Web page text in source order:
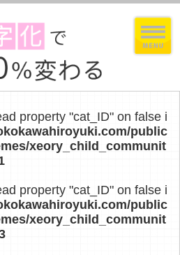
property "cat_ID" on false i
public
xeory_child_communit
property "cat_ID" on false i
public
xeory_child_communit